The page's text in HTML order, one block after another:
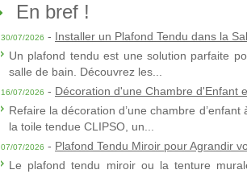
En bref !
30/07/2026 - Installer un Plafond Tendu dans la
Un plafond tendu est une solution parfaite
salle de bain. Découvrez les...
16/07/2026 - Décoration d'une Chambre d'Enfant
Refaire la décoration d’une chambre
la toile tendue CLIPSO, un...
07/07/2026 - Plafond Tendu Miroir pour Agrandir
Le plafond tendu miroir ou la tenture